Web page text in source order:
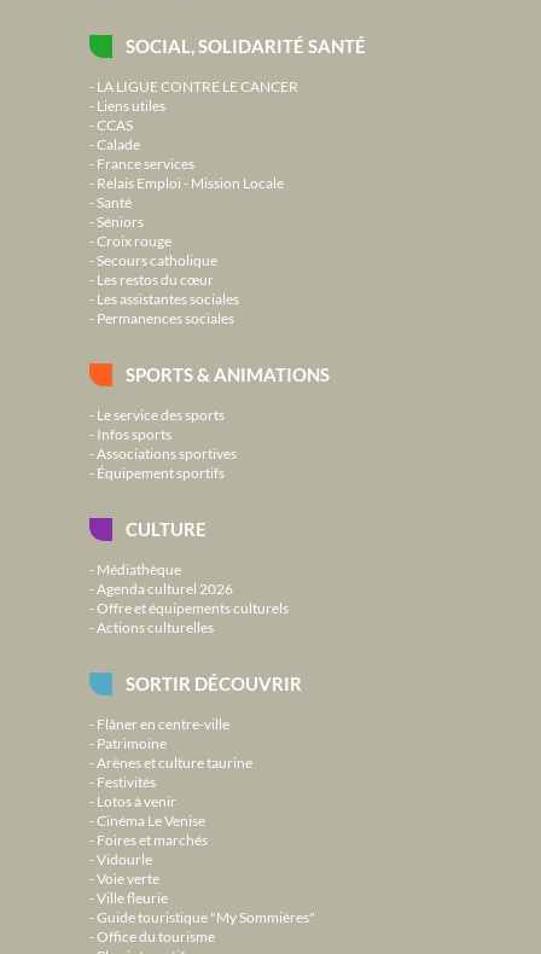
SOCIAL, SOLIDARITÉ SANTÉ
LA LIGUE CONTRE LE CANCER
Liens utiles
CCAS
Calade
France services
Relais Emploi - Mission Locale
Santé
Séniors
Croix rouge
Secours catholique
Les restos du cœur
Les assistantes sociales
Permanences sociales
SPORTS & ANIMATIONS
Le service des sports
Infos sports
Associations sportives
Équipement sportifs
CULTURE
Médiathèque
Agenda culturel 2026
Offre et équipements culturels
Actions culturelles
SORTIR DÉCOUVRIR
Flâner en centre-ville
Patrimoine
Arènes et culture taurine
Festivités
Lotos à venir
Cinéma Le Venise
Foires et marchés
Vidourle
Voie verte
Ville fleurie
Guide touristique "My Sommières"
Office du tourisme